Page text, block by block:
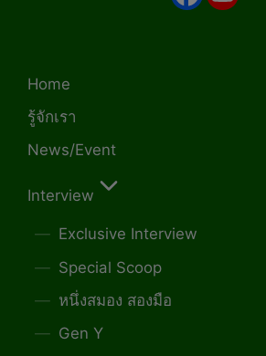
Home
รู้จักเรา
News/Event
Interview
Exclusive Interview
Special Scoop
หนึ่งสมอง สองมือ
Gen Y